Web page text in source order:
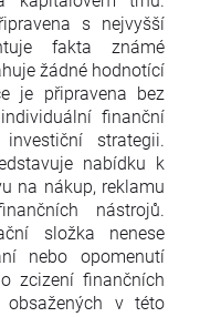
s nejvyšší
fakta známé
žádné hodnotící
je připravena bez
finanční
strategii.
nabídku k
na nákup, reklamu
nástrojů.
složka nenese
nebo opomenutí
zcizení finančních
v této